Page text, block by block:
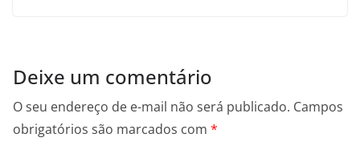
Deixe um comentário
O seu endereço de e-mail não será publicado. Campos
obrigatórios são marcados com *